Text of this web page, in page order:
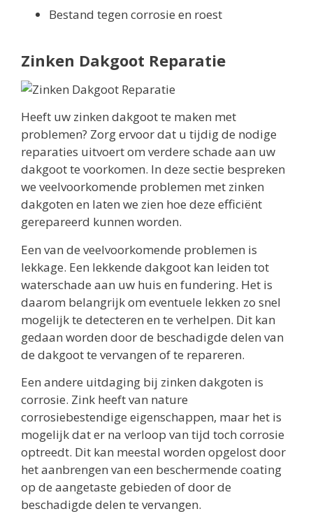
Bestand tegen corrosie en roest
Zinken Dakgoot Reparatie
Heeft uw zinken dakgoot te maken met
problemen? Zorg ervoor dat u tijdig de nodige
reparaties uitvoert om verdere schade aan uw
dakgoot te voorkomen. In deze sectie bespreken
we veelvoorkomende problemen met zinken
dakgoten en laten we zien hoe deze efficiënt
gerepareerd kunnen worden.
Een van de veelvoorkomende problemen is
lekkage. Een lekkende dakgoot kan leiden tot
waterschade aan uw huis en fundering. Het is
daarom belangrijk om eventuele lekken zo snel
mogelijk te detecteren en te verhelpen. Dit kan
gedaan worden door de beschadigde delen van
de dakgoot te vervangen of te repareren.
Een andere uitdaging bij zinken dakgoten is
corrosie. Zink heeft van nature
corrosiebestendige eigenschappen, maar het is
mogelijk dat er na verloop van tijd toch corrosie
optreedt. Dit kan meestal worden opgelost door
het aanbrengen van een beschermende coating
op de aangetaste gebieden of door de
beschadigde delen te vervangen.